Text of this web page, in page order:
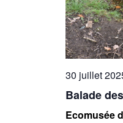
30 juillet
Balade
Ecomusée